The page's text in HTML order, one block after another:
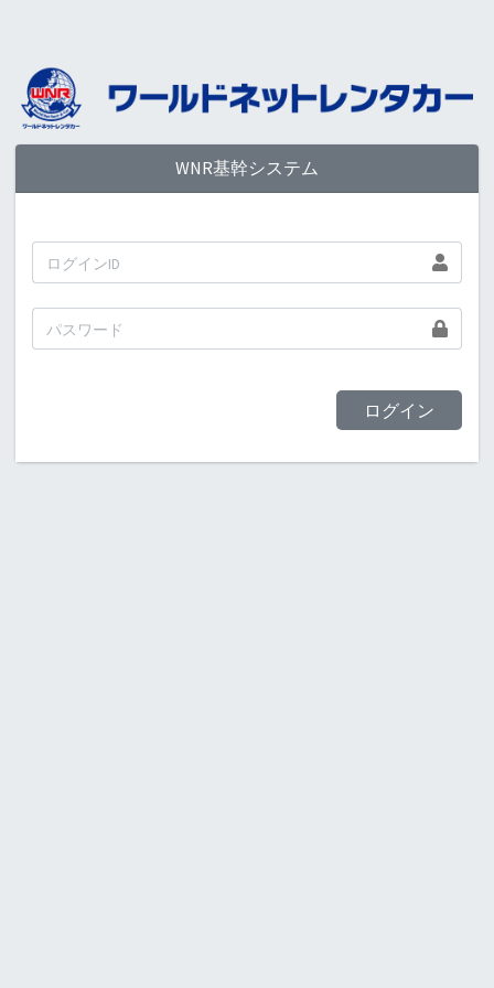
WNR基幹システム
ログイン